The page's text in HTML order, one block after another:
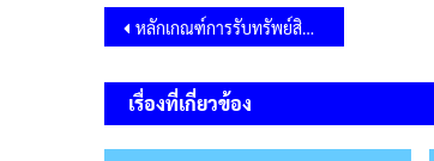
แนะแนว
เรื่อง
หลักเกณฑ์การรับทรัพย์สินหรือประโยชน์อื่นใดโดยธรรมจรรยาของเจ้าพนักงานของรัฐ ประจำปีงบประมาณ พ.ศ.2569
เรื่องที่เกี่ยวข้อง